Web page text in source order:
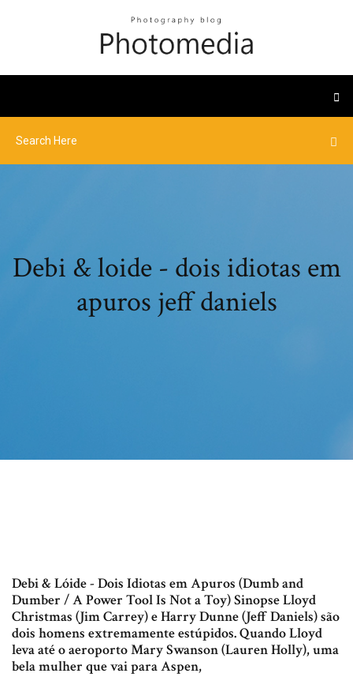
Debi & loide - dois idiotas em
apuros jeff daniels
Debi & Lóide - Dois Idiotas em Apuros (Dumb and
Dumber / A Power Tool Is Not a Toy) Sinopse Lloyd
Christmas (Jim Carrey) e Harry Dunne (Jeff Daniels) são
dois homens extremamente estúpidos. Quando Lloyd
leva até o aeroporto Mary Swanson (Lauren Holly), uma
bela mulher que vai para Aspen,